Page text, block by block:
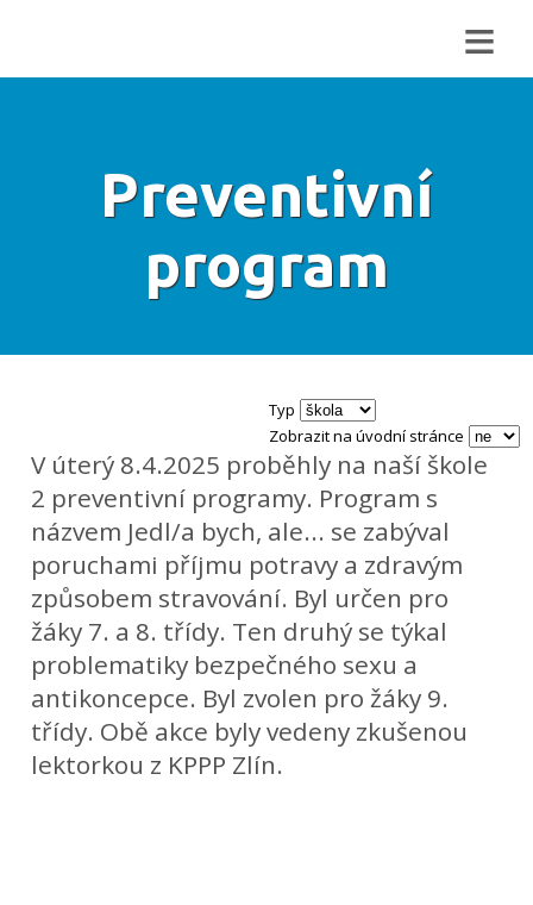
≡
Preventivní
program
Typ
Zobrazit na úvodní stránce
V úterý 8.4.2025 proběhly na naší škole
2 preventivní programy. Program s
názvem Jedl/a bych, ale... se zabýval
poruchami příjmu potravy a zdravým
způsobem stravování. Byl určen pro
žáky 7. a 8. třídy. Ten druhý se týkal
problematiky bezpečného sexu a
antikoncepce. Byl zvolen pro žáky 9.
třídy. Obě akce byly vedeny zkušenou
lektorkou z KPPP Zlín.